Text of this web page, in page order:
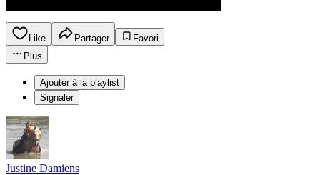
Like Partager
Favori
Plus
Ajouter à la playlist
Signaler
Justine Damiens